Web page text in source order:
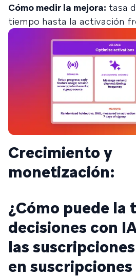
Cómo medir la mejora: tasa
tiempo hasta la activación
Crecimiento y
monetización:
¿Cómo puede la
decisiones con
las
en suscripciones